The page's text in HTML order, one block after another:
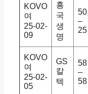
KOVO
여
25-02-
09
흥
국
생
명
50
–
25
KOVO
여
25-02-
05
GS
칼
텍
58
–
58